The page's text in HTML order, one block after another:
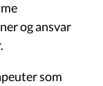
og ansvar
som